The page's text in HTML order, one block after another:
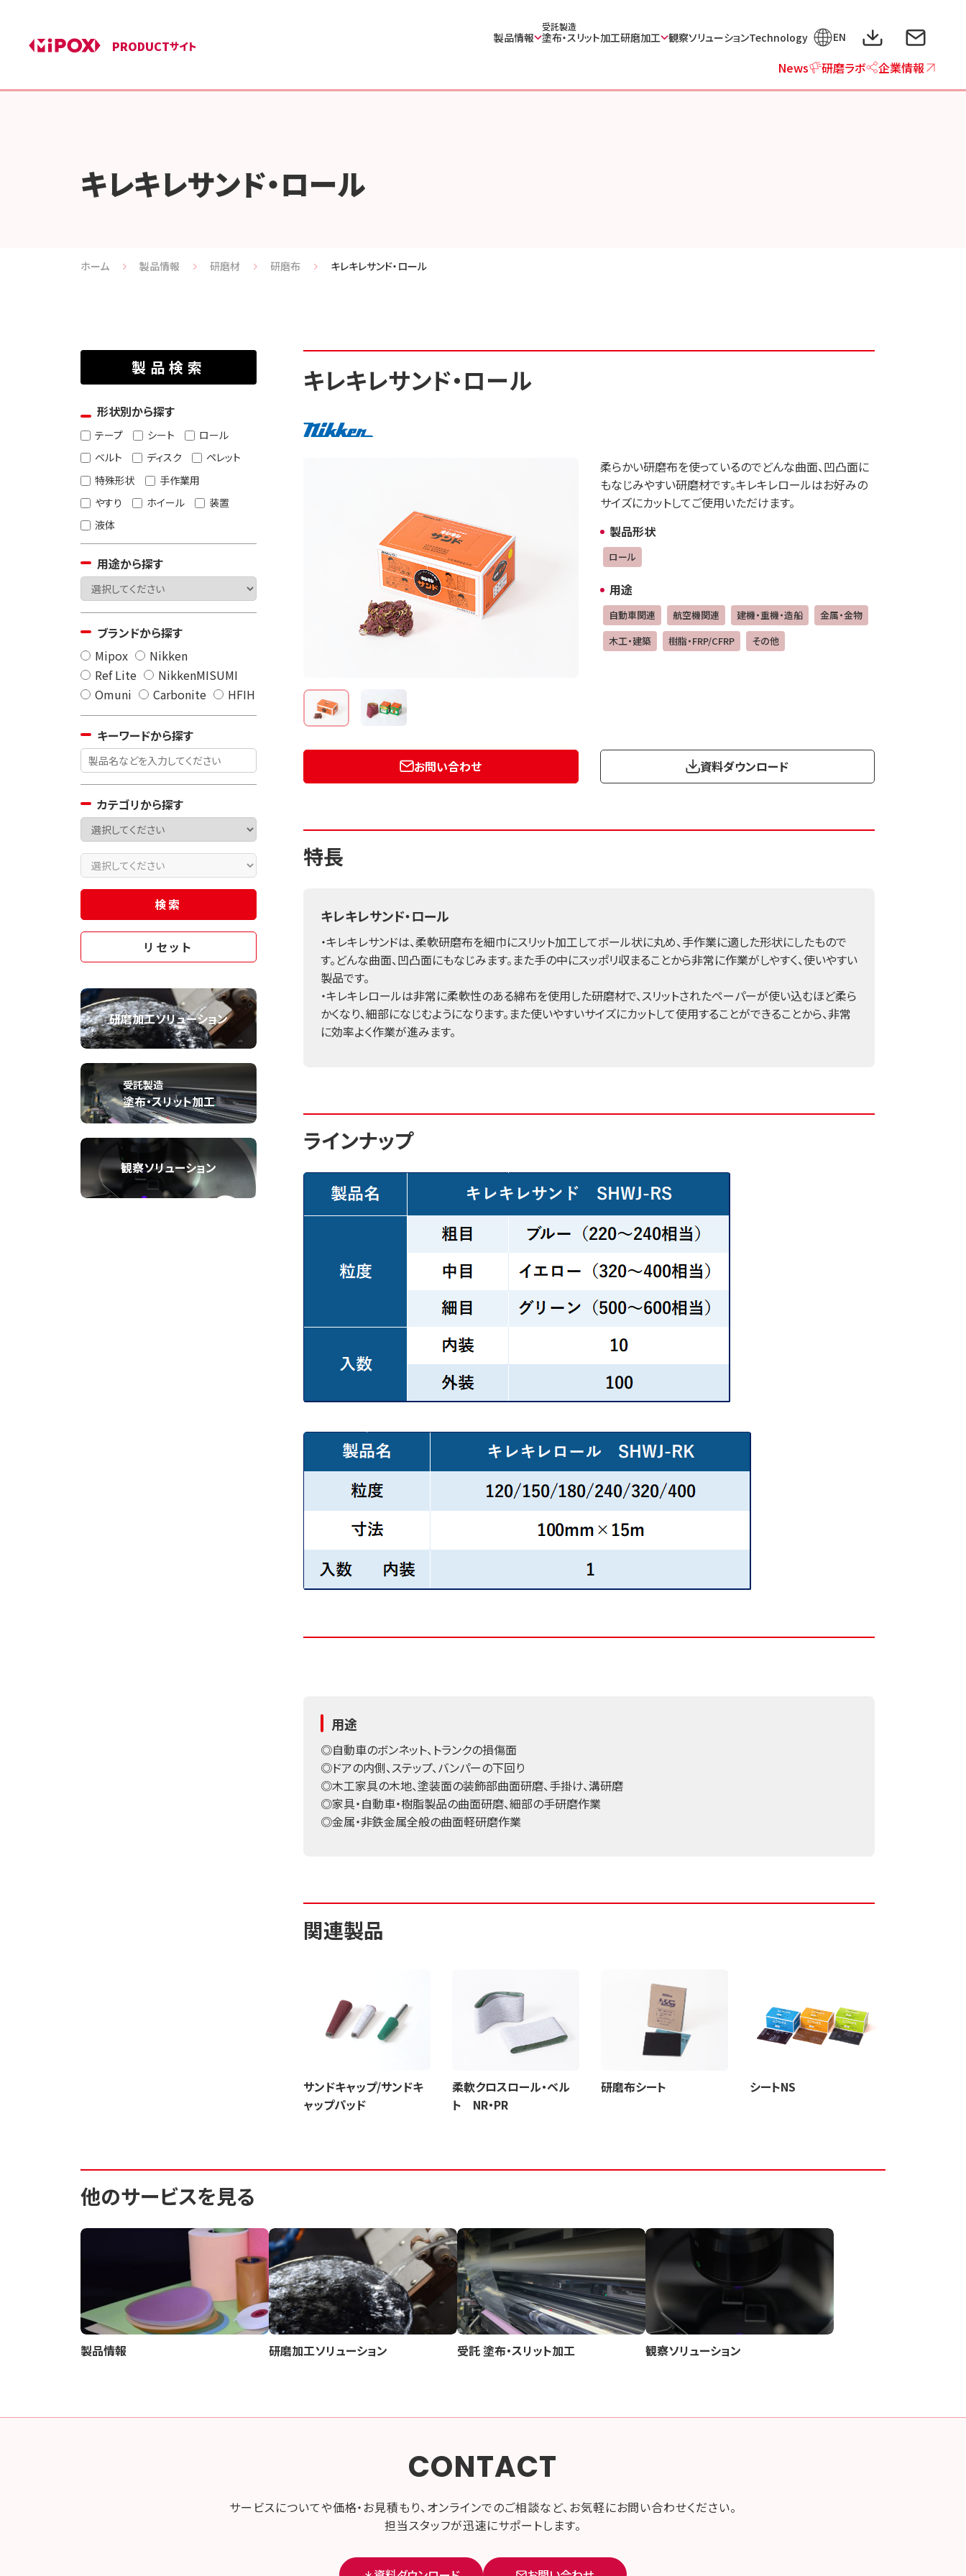
PRODUCTサイト
製品情報
受託製造
塗布・スリット加工研磨加工 観察ソリューションTechnology EN
News 研磨ラボ 企業情報
キレキレサンド・ロール
ホーム 製品情報 研磨材 研磨布 キレキレサンド・ロール
キレキレサンド・ロール
柔らかい研磨布を使っているのでどんな曲面、凹凸面に
もなじみやすい研磨材です。キレキレロールはお好みの
サイズにカットしてご使用いただけます。
製品形状
ロール
用途
自動車関連 航空機関連 建機・重機・造船
金属・金物
木工・建築
樹脂・FRP/CFRP その他
お問い合わせ 資料ダウンロード
特長
キレキレサンド・ロール
・キレキレサンドは、柔軟研磨布を細巾にスリット加工してボール状に丸め、手作業に適した形状にしたもので
す。どんな曲面、凹凸面にもなじみます。また手の中にスッポリ収まることから非常に作業がしやすく、使いやすい
製品です。
・キレキレロールは非常に柔軟性のある綿布を使用した研磨材で、スリットされたペーパーが使い込むほど柔ら
かくなり、細部になじむようになります。また使いやすいサイズにカットして使用することができることから、非常
に効率よく作業が進みます。
ラインナップ
用途
◎自動車のボンネット、トランクの損傷面
◎ドアの内側、ステップ、バンパーの下回り
◎木工家具の木地、塗装面の装飾部曲面研磨、手掛け、溝研磨
◎家具・自動車・樹脂製品の曲面研磨、細部の手研磨作業
◎金属・非鉄金属全般の曲面軽研磨作業
関連製品
サンドキャップ/サンドキ
ャップパッド
柔軟クロスロール・ベル
ト NR・PR
研磨布シート シートNS
製品検索
形状別から探す
テープ シート
ロール
ベルト
ディスク
ペレット
特殊形状
手作業用
やすり
ホイール
装置
液体
用途から探す
ブランドから探す
Mipox
Nikken
Ref Lite
NikkenMISUMI
Omuni
Carbonite HFIH
キーワードから探す
カテゴリから探す
研磨加工ソリューション
受託製造
塗布・スリット加工
観察ソリューション
他のサービスを見る
製品情報 研磨加工ソリューション 受託 塗布・スリット加工 観察ソリューション
CONTACT
サービスについてや価格・お見積もり、オンラインでのご相談など、お気軽にお問い合わせください。
担当スタッフが迅速にサポートします。